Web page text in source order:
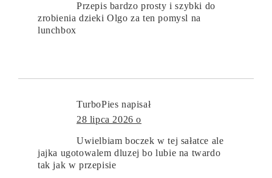
Przepis bardzo prosty i szybki do
zrobienia dzieki Olgo za ten pomysl na
lunchbox
TurboPies napisał
28 lipca 2026 o
Uwielbiam boczek w tej sałatce ale
jajka ugotowalem dluzej bo lubie na twardo
tak jak w przepisie